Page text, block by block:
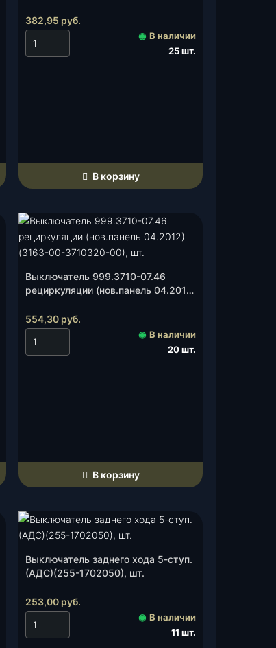
382,95 руб.
◉ В наличии
25 шт.
В корзину
Выключатель 999.3710-07.46
рециркуляции (нов.панель 04.2012)
554,30 руб.
◉ В наличии
20 шт.
В корзину
Выключатель заднего хода 5-ступ.
(АДС)(255-1702050), шт.
253,00 руб.
◉ В наличии
11 шт.